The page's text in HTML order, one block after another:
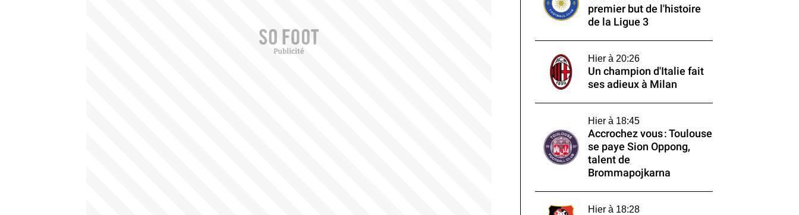
premier but de l'histoire
de la Ligue 3
Hier à 20:26
Un champion d'Italie fait
ses adieux à Milan
Hier à 18:45
Accrochez vous : Toulouse
se paye Sion Oppong,
talent de
Brommapojkarna
Hier à 18:28